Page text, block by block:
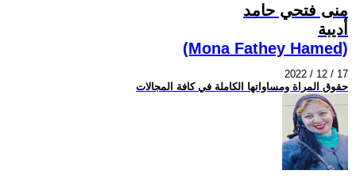
منى فتحي حامد
أديبة
(Mona Fathey Hamed)
2022 / 12 / 17
حقوق المراة ومساواتها الكاملة في كافة المجالات